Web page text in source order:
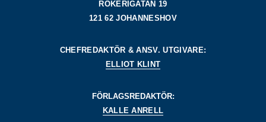
RÖKERIGATAN 19
121 62 JOHANNESHOV
CHEFREDAKTÖR & ANSV. UTGIVARE:
ELLIOT KLINT
FÖRLAGSREDAKTÖR:
KALLE ANRELL